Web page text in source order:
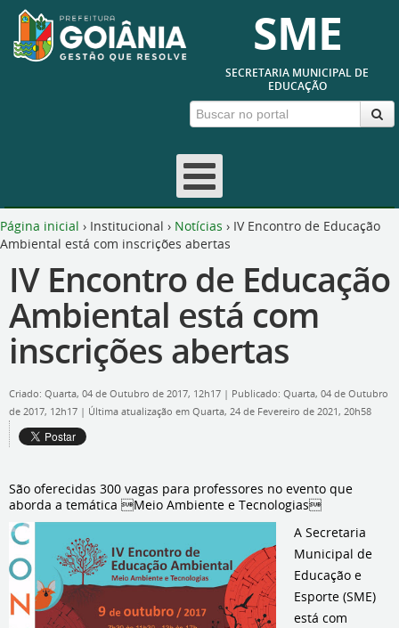
SME
SECRETARIA MUNICIPAL DE
EDUCAÇÃO
Página inicial › Institucional › Notícias › IV Encontro de Educação
Ambiental está com inscrições abertas
IV Encontro de Educação
Ambiental está com
inscrições abertas
Criado: Quarta, 04 de Outubro de 2017, 12h17 | Publicado: Quarta, 04 de Outubro
de 2017, 12h17 | Última atualização em Quarta, 24 de Fevereiro de 2021, 20h58
São oferecidas 300 vagas para professores no evento que
aborda a temática Meio Ambiente e Tecnologias
A Secretaria
Municipal de
Educação e
Esporte (SME)
está com